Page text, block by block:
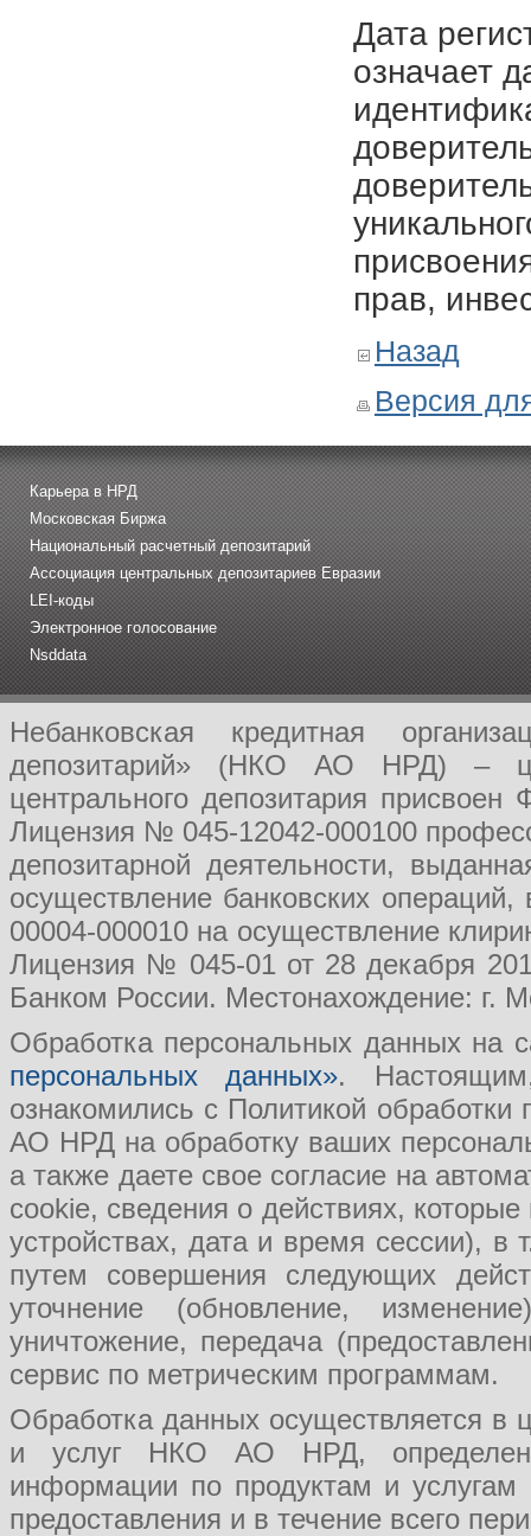
Дата
означает
прав,
Назад
Версия
Карьера в НРД
Московская Биржа
Национальный расчетный депозитарий
Ассоциация центральных депозитариев Евразии
LEI-коды
Электронное голосование
Nsddata
Небанковская кредитная
депозитарий» (НКО АО НРД) –
центрального депозитария
Лицензия № 045-12042-000100
депозитарной деятельности,
осуществление банковских
00004-000010 на осуществление
Лицензия № 045-01 от 28 декабря
Банком России. Местонахождение: г.
Обработка персональных данных на
персональных данных».
ознакомились с Политикой
АО НРД на обработку ваших
а также даете свое согласие на
cookie, сведения о действиях,
устройствах, дата и время сессии), в
путем совершения следующих
уточнение (обновление,
уничтожение, передача
сервис по метрическим программам.
Обработка данных осуществляется в
и услуг НКО АО НРД, определения
информации по продуктам и
предоставления и в течение всего